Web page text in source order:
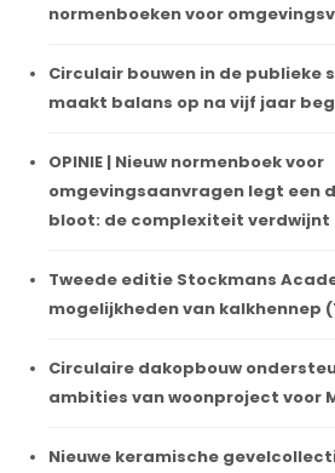
normenboeken voor
Circulair bouwen in de publieke
maakt balans op na vijf jaar
OPINIE | Nieuw normenboek voor
omgevingsaanvragen legt een
bloot: de complexiteit verdwijnt
Tweede editie Stockmans
mogelijkheden van kalkhennep
Circulaire dakopbouw
ambities van woonproject voor
Nieuwe keramische